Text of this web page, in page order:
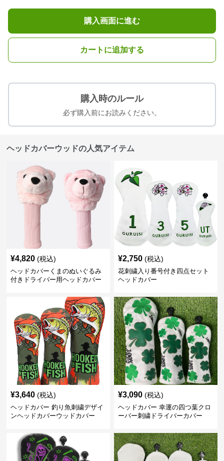
購入画面に進む
カートに追加する
購入時のルール
必ず購入前にお読みください。
ヘッドカバーウッドの人気アイテム
¥4,820 (税込)
ヘッドカバーくまのぬいぐるみ
付きドライバー用ヘッドカバー
¥2,750 (税込)
花刺繍入り番号付き四点セット
ヘッドカバー
¥3,640 (税込)
ヘッドカバー 釣り魚刺繍デザイ
ンヘッドカバーウッドカバー
¥3,090 (税込)
ヘッドカバー 幸運の四つ葉クロ
ーバー刺繍ドライバーカバー